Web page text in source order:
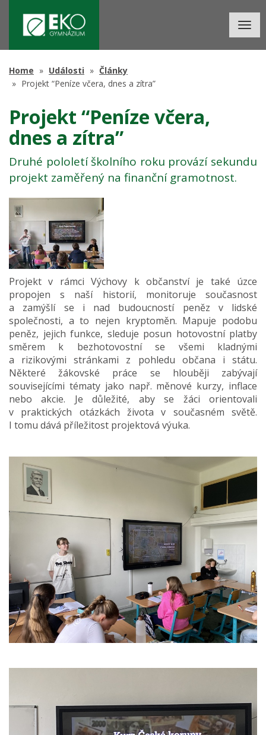
Home Události
Články
Projekt “Peníze včera, dnes a zítra”
Projekt “Peníze včera,
dnes a zítra”
Druhé pololetí školního roku provází sekundu
projekt zaměřený na finanční gramotnost.
Projekt v rámci Výchovy k občanství je také úzce
propojen s naší historií, monitoruje současnost
a zamýšlí se i nad budoucností peněz v lidské
společnosti, a to nejen kryptoměn. Mapuje podobu
peněz, jejich funkce, sleduje posun hotovostní platby
směrem k bezhotovostní se všemi kladnými
a rizikovými stránkami z pohledu občana i státu.
Některé žákovské práce se hlouběji zabývají
souvisejícími tématy jako např. měnové kurzy, inflace
nebo akcie. Je důležité, aby se žáci orientovali
v praktických otázkách života v současném světě.
I tomu dává příležitost projektová výuka.